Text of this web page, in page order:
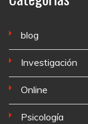
blog
Investigación
Online
Psicología